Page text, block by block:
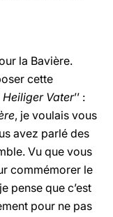
la Bavière.
cette
Heiliger Vater’’ :
, je voulais vous
avez parlé des
Vu que vous
commémorer le
pense que c’est
pour ne pas